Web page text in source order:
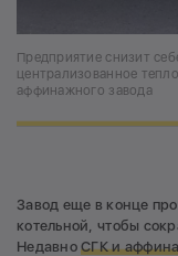
Предприятие снизит
централизованное
аффинажного завода
Завод еще в конце
котельной, чтобы
НедавноСГК и